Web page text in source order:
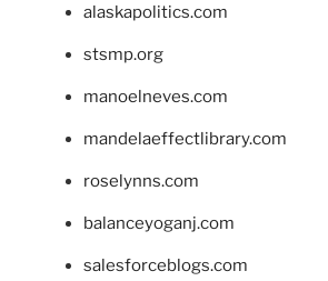
alaskapolitics.com
stsmp.org
manoelneves.com
mandelaeffectlibrary.com
roselynns.com
balanceyoganj.com
salesforceblogs.com